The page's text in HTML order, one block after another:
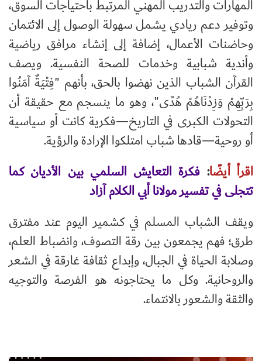
المهارات والتدريب المهني المرتبط باحتياجات السوق،
وتوفير دعم ريادي يشمل سهولة الوصول إلى الائتمان
وحاضنات الأعمال، إضافة إلى إنشاء مرافق رياضية
وأندية شبابية وخدمات للصحة النفسية. ويصف
القرآن الشباب الذين نهضوا بالحق، بأنهم "فِتْيَةٌ آمَنُوا
بِرَبِّهِمْ وَزِدْنَاهُمْ هُدًى"، وهو ما ينسجم مع حقيقة أن
التحولات الكبرى في التاريخ—فكرية كانت أو سياسية
أو روحية—قادها شباب امتلكوا الإرادة والرؤية.
اقرأ أيضًا: فكرة التعايش السلمي بين الأديان كما
تتجلى في تفسير مولانا أبي الكلام آزاد
ويقف الشباب المسلم في كشمير اليوم عند مفترق
طرق؛ فهم يجمعون بين رقة التصوف، وانضباط العلم،
وصلابة الحياة في الجبال، وإبداع ثقافة غارقة في الشعر
والروحانية. وكل ما يحتاجونه هو الفرصة والتوجيه
والثقة والشعور بالانتماء.